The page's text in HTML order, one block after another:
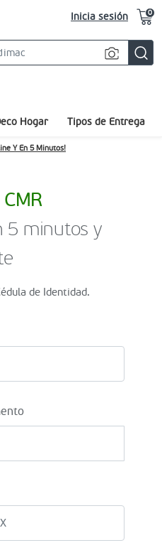
Inicia sesión 0
Hogar Tipos de Entrega
Y En 5 Minutos!
CMR
5 minutos y
de Identidad.